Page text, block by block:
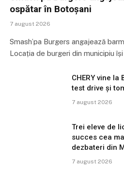
ospătar în Botoșani
7 august 2026
Smash’pa Burgers angajează
Locația de burgeri din municipiu
CHERY vine
test drive și
7 august 2026
Trei eleve de
succes cea
dezbateri din
7 august 2026